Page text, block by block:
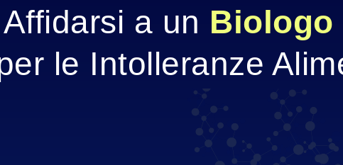
a un Biologo
le Intolleranze